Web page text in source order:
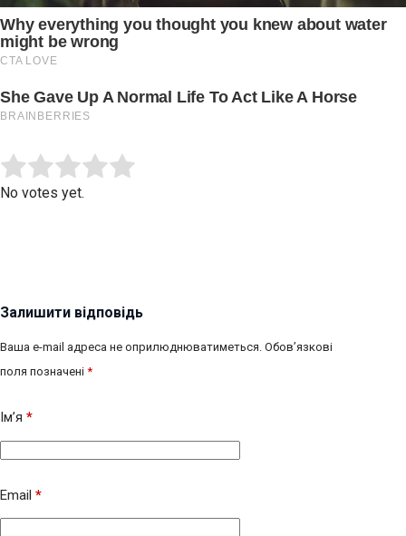
Rate this item:
No votes yet.
Залишити відповідь
Ваша e-mail адреса не оприлюднюватиметься. Обов’язкові
поля позначені *
Ім’я *
Email *